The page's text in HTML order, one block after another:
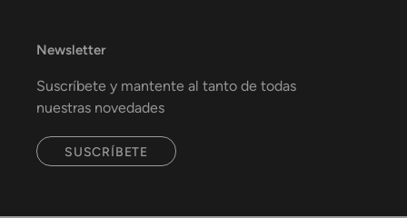
Newsletter
Suscríbete y mantente al tanto de todas
nuestras novedades
SUSCRÍBETE